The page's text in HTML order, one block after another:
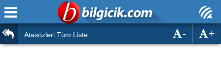
Ana Sayfa
Atasözleri Tüm Liste +
-